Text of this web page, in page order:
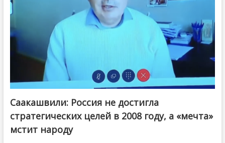
Саакашвили: Россия не достигла
стратегических целей в 2008 году, а «мечта»
мстит народу